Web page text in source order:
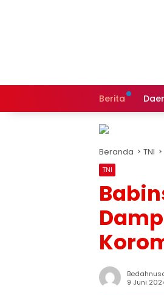
Berita
Beranda TNI
TNI
9 Juni